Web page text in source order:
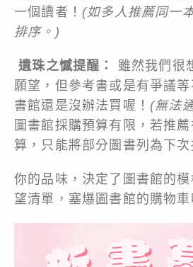
一個讀者！ (如多人推薦同一
排序。)
遺珠之憾提醒：
雖然我們很
願望，但參考書或是有爭議
書館還是沒辦法買喔！ (無法
圖書館採購預算有限，若推
算，只能將部分圖書列為下次
你的品味，決定了圖書館的
望清單，塞爆圖書館的購物車